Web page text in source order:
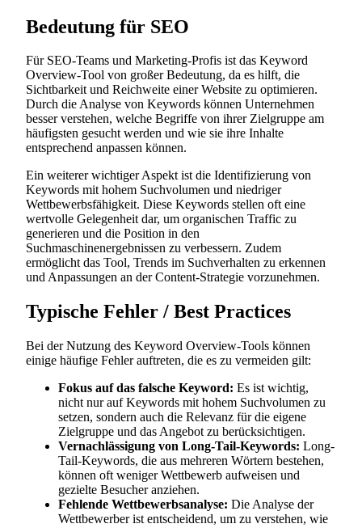
Bedeutung für SEO
Für SEO-Teams und Marketing-Profis ist das Keyword
Overview-Tool von großer Bedeutung, da es hilft, die
Sichtbarkeit und Reichweite einer Website zu optimieren.
Durch die Analyse von Keywords können Unternehmen
besser verstehen, welche Begriffe von ihrer Zielgruppe am
häufigsten gesucht werden und wie sie ihre Inhalte
entsprechend anpassen können.
Ein weiterer wichtiger Aspekt ist die Identifizierung von
Keywords mit hohem Suchvolumen und niedriger
Wettbewerbsfähigkeit. Diese Keywords stellen oft eine
wertvolle Gelegenheit dar, um organischen Traffic zu
generieren und die Position in den
Suchmaschinenergebnissen zu verbessern. Zudem
ermöglicht das Tool, Trends im Suchverhalten zu erkennen
und Anpassungen an der Content-Strategie vorzunehmen.
Typische Fehler / Best Practices
Bei der Nutzung des Keyword Overview-Tools können
einige häufige Fehler auftreten, die es zu vermeiden gilt:
Fokus auf das falsche Keyword: Es ist wichtig,
nicht nur auf Keywords mit hohem Suchvolumen zu
setzen, sondern auch die Relevanz für die eigene
Zielgruppe und das Angebot zu berücksichtigen.
Vernachlässigung von Long-Tail-Keywords: Long-
Tail-Keywords, die aus mehreren Wörtern bestehen,
können oft weniger Wettbewerb aufweisen und
gezielte Besucher anziehen.
Fehlende Wettbewerbsanalyse: Die Analyse der
Wettbewerber ist entscheidend, um zu verstehen, wie